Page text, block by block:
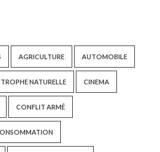
AGRICULTURE AUTOMOBILE
NATURELLE CINEMA
CONFLIT ARMÉ